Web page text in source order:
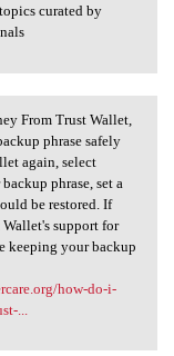
curated by
From Trust Wallet,
phrase safely
again, select
phrase, set a
be restored. If
support for
keeping your backup
how-do-i-
...